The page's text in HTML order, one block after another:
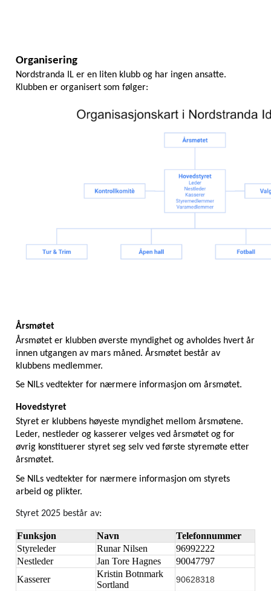
Organisering
Nordstranda IL er en liten klubb og har ingen ansatte.
Klubben er organisert som følger:
Årsmøtet
Årsmøtet er klubben øverste myndighet og avholdes hvert år
innen utgangen av mars måned. Årsmøtet består av
klubbens medlemmer.
Se NILs vedtekter for nærmere informasjon om årsmøtet.
Hovedstyret
Styret er klubbens høyeste myndighet mellom årsmøtene.
Leder, nestleder og kasserer velges ved årsmøtet og for
øvrig konstituerer styret seg selv ved første styremøte etter
årsmøtet.
Se NILs vedtekter for nærmere informasjon om styrets
arbeid og plikter.
Styret 2025 består av:
Funksjon Navn
Telefonnummer
Styreleder
Runar Nilsen
96992222
Nestleder
Jan Tore Hagnes
90047797
Kasserer
Kristin Botnmark
Sortland
90628318